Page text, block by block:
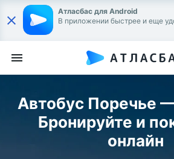
Атласбас для Android
В приложении быстрее и еще
Автобус Поречье
Бронируйте и
онлайн